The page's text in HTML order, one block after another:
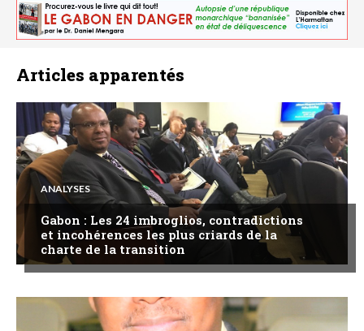
Articles apparentés
ANALYSES
Gabon : Les 24 imbroglios, contradictions
et incohérences les plus criards de la
charte de la transition